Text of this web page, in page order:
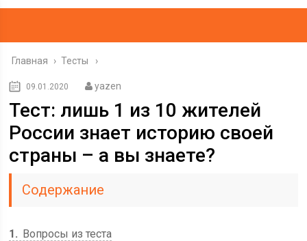
Главная › Тесты
09.01.2020 yazen
Тест: лишь 1 из 10 жителей
России знает историю своей
страны – а вы знаете?
Содержание
1
Вопросы из теста